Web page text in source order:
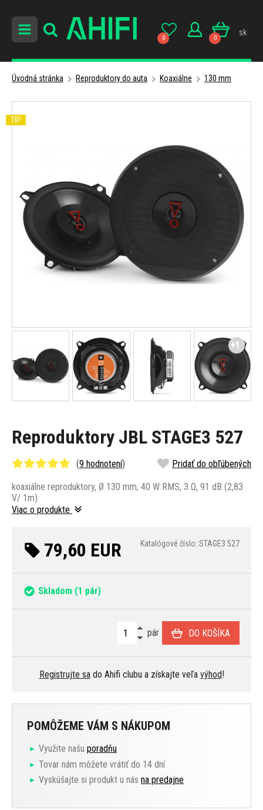
0 0
sk
Úvodná stránka Reproduktory do auta Koaxiálne 130 mm
Reproduktory JBL STAGE3 527
(9 hodnotení) Pridať do obľúbených
koaxiálne reproduktory, Ø 130 mm, 40 W RMS, 3 Ω, 91 dB (2,83
V/ 1m)
Viac o produkte
79,60 EUR Katalógové číslo: STAGE3 527
Skladom (1 pár)
pár DO KOŠÍKA
Registrujte sado Ahifi clubu a získajte veľa výhod!
POMÔŽEME VÁM S NÁKUPOM
Využite našu poradňu
Tovar nám môžete vrátiť do 14 dní
Vyskúšajte si produkt u nás na predajne
TIP
+1